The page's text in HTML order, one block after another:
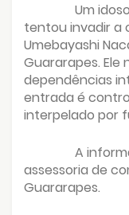
Um
tentou invadir a
Umebayashi
Guararapes. Ele
dependências
entrada é
interpelado por
A
assessoria de
Guararapes.